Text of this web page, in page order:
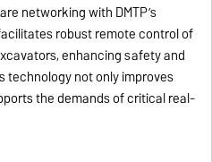
networking with DMTP’s
robust remote control of
enhancing safety and
technology not only improves
the demands of critical real-